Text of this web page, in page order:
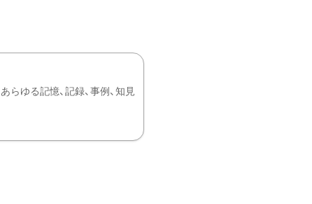
ゆる記憶、記録、事例、知見